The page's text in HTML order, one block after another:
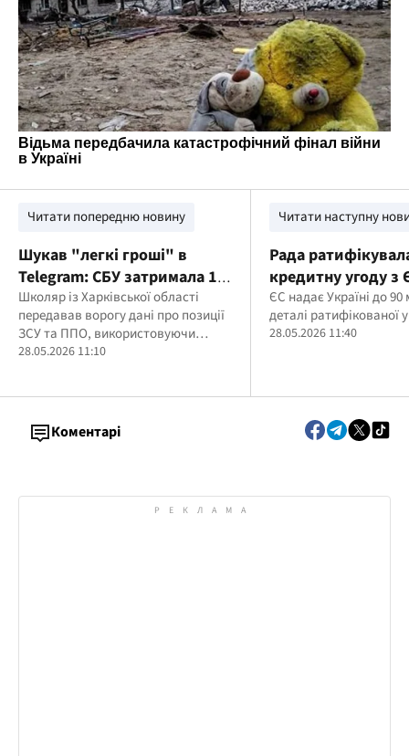
Читати попередню новину
Шукав "легкі гроші" в
Telegram: СБУ затримала 16-
річного агента рф, який
наводив удари по
Харківщині
Школяр із Харківської області
передавав ворогу дані про позиції
ЗСУ та ППО, використовуючи
фото, відео та координати
28.05.2026 11:10
Читати наступну
Рада
кредитну угоду з
млрд євро: що
документ
ЄС надає Україні до
деталі ратифікованої
28.05.2026 11:40
Коментарі